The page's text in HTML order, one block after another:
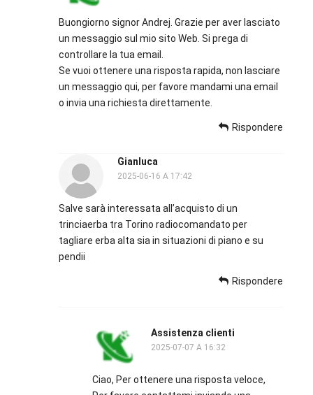
Buongiorno signor Andrej. Grazie per aver lasciato
un messaggio sul mio sito Web. Si prega di
controllare la tua email.
Se vuoi ottenere una risposta rapida, non lasciare
un messaggio qui, per favore mandami una email
o invia una richiesta direttamente.
Rispondere
Gianluca
2025-06-16 A 17:42
Salve sarà interessata all’acquisto di un
trinciaerba tra Torino radiocomandato per
tagliare erba alta sia in situazioni di piano e su
pendii
Rispondere
Assistenza clienti
2025-07-07 A 16:32
Ciao, Per ottenere una risposta veloce,